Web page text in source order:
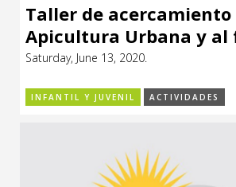
Taller de acercamiento
Apicultura Urbana y al
mundo de las abejas
Saturday, June 13, 2020.
INFANTIL Y JUVENIL ACTIVIDADES